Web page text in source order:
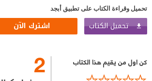
تحميل وقراءة الكتاب على تطبيق أبجد
تحميل الكتاب اشترك الآن
كن اول من يقيم هذا الكتاب 2